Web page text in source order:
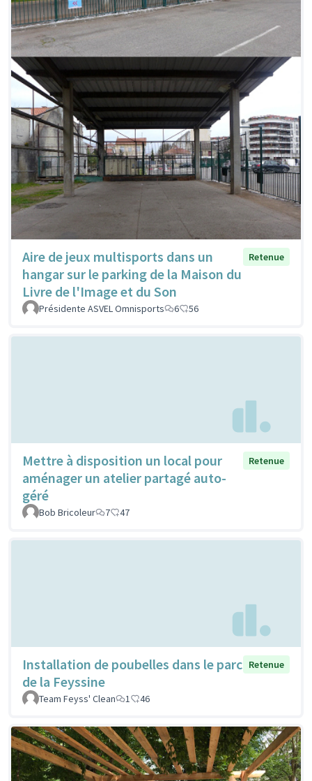
Aire de jeux multisports dans un
hangar sur le parking de la Maison du
Livre de l'Image et du Son
Retenue
Présidente ASVEL Omnisports 6 56
Mettre à disposition un local pour
aménager un atelier partagé auto-
géré
Retenue
Bob Bricoleur 7 47
Installation de poubelles dans le parc
de la Feyssine
Retenue
Team Feyss' Clean 1 46